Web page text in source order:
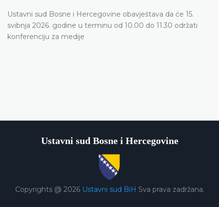
Ustavni sud Bosne i Hercegovine obavještava da će 15.
svibnja 2026. godine u terminu od 10.00 do 11.30 održati
konferenciju za medije
Ustavni sud Bosne i Hercegovine
Copyrights @ 2026 Ustavni sud BiH Sva prava zadržana.